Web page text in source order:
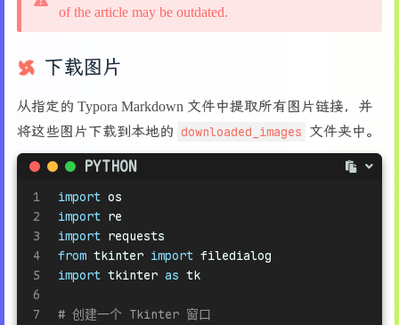
of the article may be outdated.
下载图片
从指定的 Typora Markdown 文件中提取所有图片链接，并
将这些图片下载到本地的 downloaded_images 文件夹中。
PYTHON
1
2
3
4
5
6
7
import os
import re
import requests
from tkinter import filedialog
import tkinter as tk
# 创建一个 Tkinter 窗口